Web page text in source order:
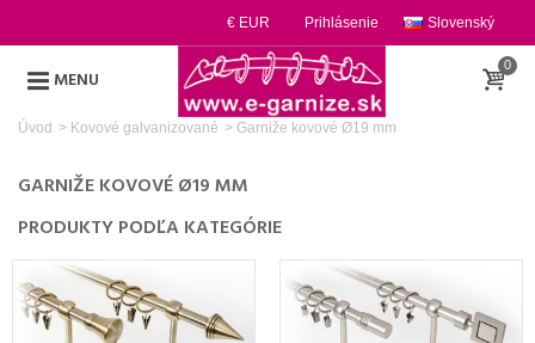
Slovenský
Prihlásenie
€ EUR
MENU
0
Úvod > Kovové galvanizované > Garniže kovové Ø19 mm
GARNIŽE KOVOVÉ Ø19 MM
PRODUKTY PODĽA KATEGÓRIE